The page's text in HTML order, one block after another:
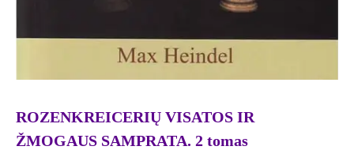
ROZENKREICERIŲ VISATOS IR
ŽMOGAUS SAMPRATA. 2 tomas